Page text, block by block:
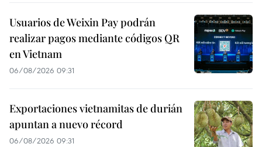
Usuarios de Weixin Pay podrán
realizar pagos mediante códigos QR
en Vietnam
06/08/2026 09:31
Exportaciones vietnamitas de durián
apuntan a nuevo récord
06/08/2026 09:31